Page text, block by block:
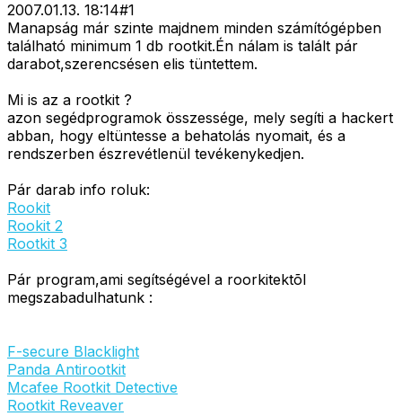
2007.01.13. 18:14#1
Manapság már szinte majdnem minden számítógépben
található minimum 1 db rootkit.Én nálam is talált pár
darabot,szerencsésen elis tüntettem.
Mi is az a rootkit ?
azon segédprogramok összessége, mely segíti a hackert
abban, hogy eltüntesse a behatolás nyomait, és a
rendszerben észrevétlenül tevékenykedjen.
Pár darab info roluk:
Rookit
Rookit 2
Rootkit 3
Pár program,ami segítségével a roorkitektõl
megszabadulhatunk :
F-secure Blacklight
Panda Antirootkit
Mcafee Rootkit Detective
Rootkit Reveaver